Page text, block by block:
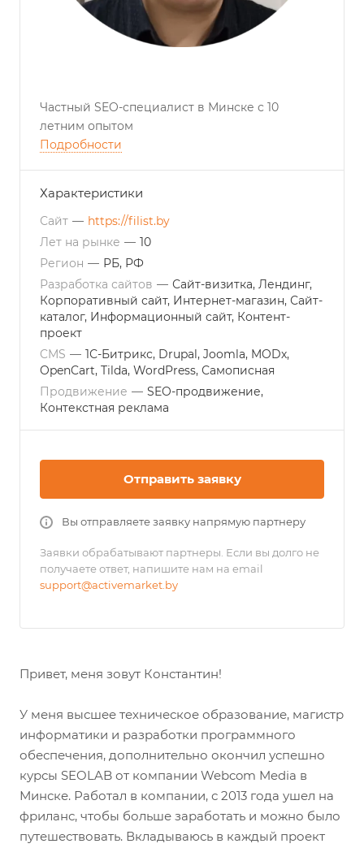
Частный SEO-специалист в Минске с 10
летним опытом
Подробности
Характеристики
Сайт — https://filist.by
Лет на рынке — 10
Регион — РБ, РФ
Разработка сайтов — Сайт-визитка, Лендинг,
Корпоративный сайт, Интернет-магазин, Сайт-
каталог, Информационный сайт, Контент-
проект
CMS — 1С-Битрикс, Drupal, Joomla, MODх,
OpenCart, Tilda, WordPress, Самописная
Продвижение — SEO-продвижение,
Контекстная реклама
Отправить заявку
Вы отправляете заявку напрямую партнеру
Заявки обрабатывают партнеры. Если вы долго не
получаете ответ, напишите нам на email
support@activemarket.by
Привет, меня зовут Константин!
У меня высшее техническое образование, магистр
информатики и разработки программного
обеспечения, дополнительно окончил успешно
курсы SEOLAB от компании Webcom Media в
Минске. Работал в компании, с 2013 года ушел на
фриланс, чтобы больше заработать и можно было
путешествовать. Вкладываюсь в каждый проект